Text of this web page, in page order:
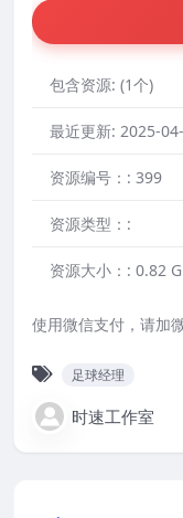
包含资源: (1个)
最近更新: 2025-
资源编号：: 399
资源类型：:
资源大小：: 0.82
使用微信支付，请加
足球经理
时速工作室